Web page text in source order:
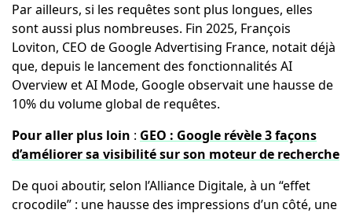
Par ailleurs, si les requêtes sont plus longues, elles
sont aussi plus nombreuses. Fin 2025, François
Loviton, CEO de Google Advertising France, notait déjà
que, depuis le lancement des fonctionnalités AI
Overview et AI Mode, Google observait une hausse de
10% du volume global de requêtes.
Pour aller plus loin : GEO : Google révèle 3 façons
d’améliorer sa visibilité sur son moteur de recherche
De quoi aboutir, selon l’Alliance Digitale, à un “effet
crocodile” : une hausse des impressions d’un côté, une